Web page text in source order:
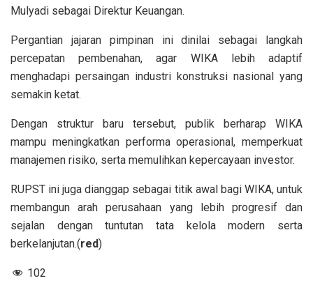
Mulyadi sebagai Direktur Keuangan.
Pergantian jajaran pimpinan ini dinilai sebagai langkah
percepatan pembenahan, agar WIKA lebih adaptif
menghadapi persaingan industri konstruksi nasional yang
semakin ketat.
Dengan struktur baru tersebut, publik berharap WIKA
mampu meningkatkan performa operasional, memperkuat
manajemen risiko, serta memulihkan kepercayaan investor.
RUPST ini juga dianggap sebagai titik awal bagi WIKA, untuk
membangun arah perusahaan yang lebih progresif dan
sejalan dengan tuntutan tata kelola modern serta
berkelanjutan.(red)
102